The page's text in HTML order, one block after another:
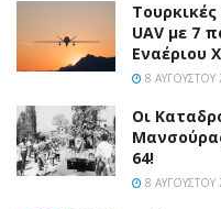
UAV με 7
Εναέριου
8 ΑΥΓΟΎΣΤΟΥ
Οι
64!
8 ΑΥΓΟΎΣΤΟΥ